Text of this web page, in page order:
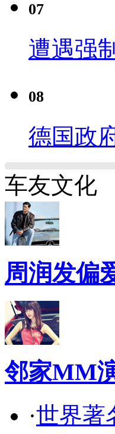
07
遭遇强
08
德国政
车友文化
周润发偏
邻家MM
·世界著